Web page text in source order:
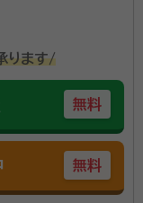
ります/
無料
無料